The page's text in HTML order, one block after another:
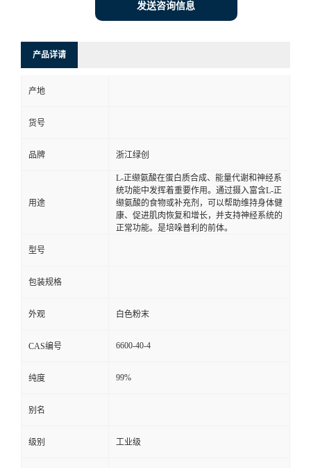
发送咨询信息
产品详请
产地
货号
品牌 浙江绿创
用途
L-正缬氨酸在蛋白质合成、能量代谢和神经系
统功能中发挥着重要作用。通过摄入富含L-正
缬氨酸的食物或补充剂，可以帮助维持身体健
康、促进肌肉恢复和增长，并支持神经系统的
正常功能。是培哚普利的前体。
型号
包装规格
外观 白色粉末
CAS编号 6600-40-4
纯度 99%
别名
级别 工业级